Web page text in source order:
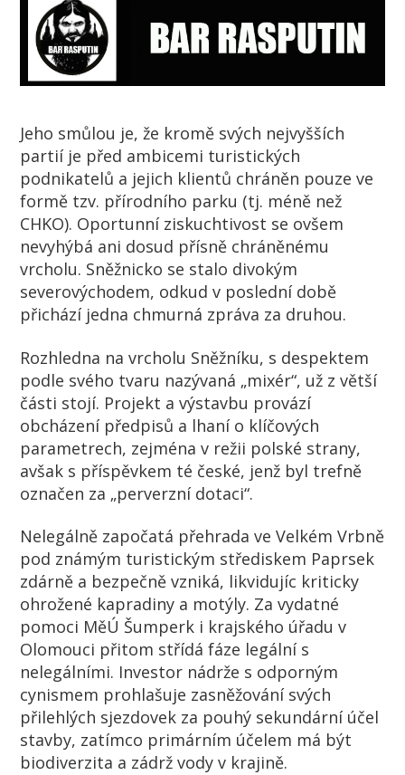
Jeho smůlou je, že kromě svých nejvyšších
partií je před ambicemi turistických
podnikatelů a jejich klientů chráněn pouze ve
formě tzv. přírodního parku (tj. méně než
CHKO). Oportunní ziskuchtivost se ovšem
nevyhýbá ani dosud přísně chráněnému
vrcholu. Sněžnicko se stalo divokým
severovýchodem, odkud v poslední době
přichází jedna chmurná zpráva za druhou.
Rozhledna na vrcholu Sněžníku, s despektem
podle svého tvaru nazývaná „mixér“, už z větší
části stojí. Projekt a výstavbu provází
obcházení předpisů a lhaní o klíčových
parametrech, zejména v režii polské strany,
avšak s příspěvkem té české, jenž byl trefně
označen za „perverzní dotaci“.
Nelegálně započatá přehrada ve Velkém Vrbně
pod známým turistickým střediskem Paprsek
zdárně a bezpečně vzniká, likvidujíc kriticky
ohrožené kapradiny a motýly. Za vydatné
pomoci MěÚ Šumperk i krajského úřadu v
Olomouci přitom střídá fáze legální s
nelegálními. Investor nádrže s odporným
cynismem prohlašuje zasněžování svých
přilehlých sjezdovek za pouhý sekundární účel
stavby, zatímco primárním účelem má být
biodiverzita a zádrž vody v krajině.